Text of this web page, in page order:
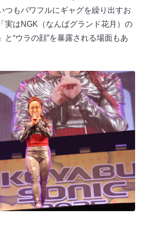
つもパワフルにギャグを繰り出すお
実はNGK（なんばグランド花月）の
と“ウラの顔”を暴露される場面もあ